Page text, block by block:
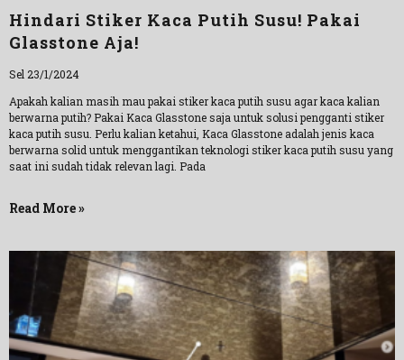
Hindari Stiker Kaca Putih Susu! Pakai
Glasstone Aja!
Sel 23/1/2024
Apakah kalian masih mau pakai stiker kaca putih susu agar kaca kalian
berwarna putih? Pakai Kaca Glasstone saja untuk solusi pengganti stiker
kaca putih susu. Perlu kalian ketahui, Kaca Glasstone adalah jenis kaca
berwarna solid untuk menggantikan teknologi stiker kaca putih susu yang
saat ini sudah tidak relevan lagi. Pada
Read More »